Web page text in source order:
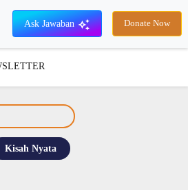
Ask Jawaban Donate Now
Kisah Nyata